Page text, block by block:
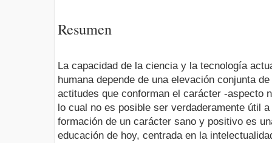
Resumen
La capacidad de la ciencia y la tecnología
humana depende de una elevación conjunta
actitudes que conforman el carácter -aspecto
lo cual no es posible ser verdaderamente útil
formación de un carácter sano y positivo es
educación de hoy, centrada en la